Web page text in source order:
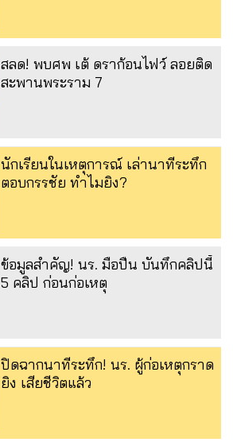
สลด! พบศพ เต้ ดราก้อนไฟว์ ลอยติด
สะพานพระราม 7
นักเรียนในเหตุการณ์ เล่านาทีระทึก
ตอบกรรชัย ทำไมยิง?
ข้อมูลสำคัญ! นร. มือปืน บันทึกคลิปนี้
5 คลิป ก่อนก่อเหตุ
ปิดฉากนาทีระทึก! นร. ผู้ก่อเหตุกราด
ยิง เสียชีวิตแล้ว